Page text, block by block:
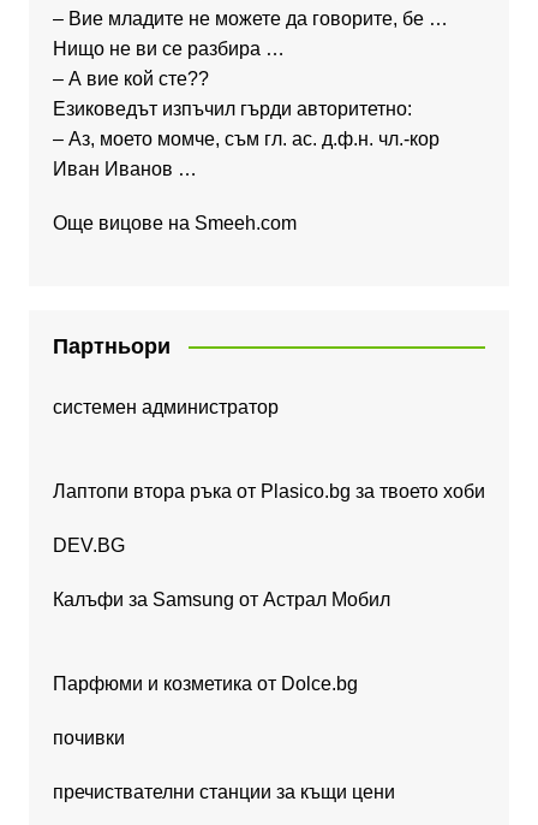
– Вие младите не можете да говорите, бе …
Нищо не ви се разбира …
– А вие кой сте??
Езиковедът изпъчил гърди авторитетно:
– Аз, моето момче, съм гл. ас. д.ф.н. чл.-кор
Иван Иванов …
Още вицове на Smeeh.com
Партньори
системен администратор
Лаптопи втора ръка от Plasico.bg за твоето хоби
DEV.BG
Калъфи за Samsung от Астрал Мобил
Парфюми и козметика от Dolce.bg
почивки
пречиствателни станции за къщи цени